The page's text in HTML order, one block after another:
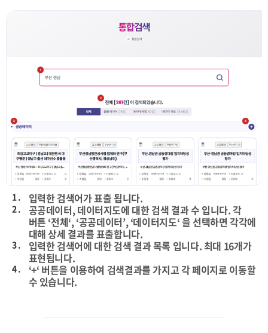
1 . 입력한 검색어가 표출 됩니다.
2 .
공공데이터, 데이터지도에 대한 검색 결과 수 입니다. 각
버튼 ‘전체‘, ‘공공데이터’, ‘데이터지도‘ 을 선택하면 각각에
대해 상세 결과를 표출합니다.
3 .
입력한 검색어에 대한 검색 결과 목록 입니다. 최대 16개가
표현됩니다.
4 .
‘+‘ 버튼을 이용하여 검색결과를 가지고 각 페이지로 이동할
수 있습니다.